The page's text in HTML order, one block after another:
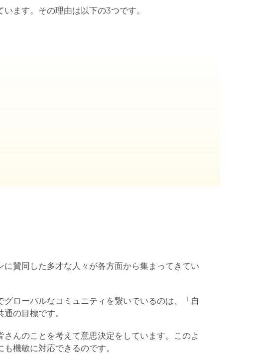
ます。その理由は以下の3つです。
賛同した多才な人々が各方面から集まってきてい
ローバルなコミュニティを繋いでいるのは、「自
の目標です。
んのことを考えて意思決定をしています。このよ
機敏に対応できるのです。